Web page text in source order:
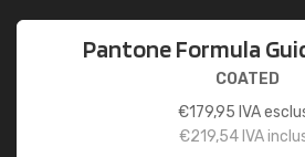
Pantone Formula
COATED
€179,95 IVA
€219,54IVA